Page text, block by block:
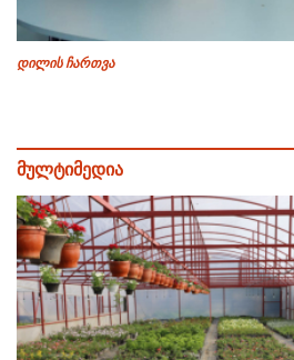
დილის ჩართვა
მულტიმედია